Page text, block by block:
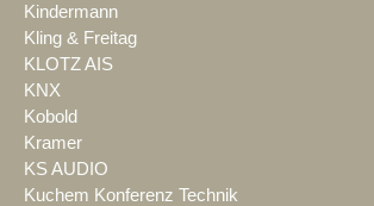
Kindermann
Kling & Freitag
KLOTZ AIS
KNX
Kobold
Kramer
KS AUDIO
Kuchem Konferenz Technik